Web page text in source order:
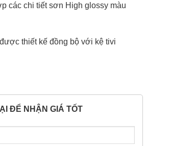
các chi tiết sơn High glossy màu
thiết kế đồng bộ với kệ tivi
ĐỂ NHẬN GIÁ TỐT